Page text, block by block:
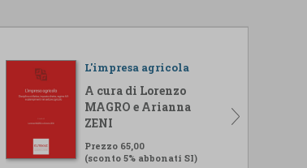
L'impresa agricola
A cura di Lorenzo
MAGRO e Arianna
ZENI
Prezzo 65,00
(sconto 5% abbonati SI)